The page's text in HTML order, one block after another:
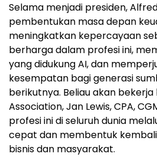
Selama menjadi presiden,
pembentukan masa depan
meningkatkan kepercayaan
berharga dalam profesi ini,
yang didukung AI, dan
kesempatan bagi generasi
berikutnya. Beliau akan
Association, Jan Lewis, CPA,
profesi ini di seluruh dunia
cepat dan membentuk
bisnis dan masyarakat.